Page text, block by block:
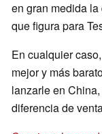
en gran medida
que figura para
En cualquier
mejor y más
lanzarle en
diferencia de